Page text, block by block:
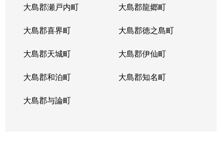
大島郡瀬戸内町 大島郡龍郷町
大島郡喜界町 大島郡徳之島町
大島郡天城町 大島郡伊仙町
大島郡和泊町 大島郡知名町
大島郡与論町